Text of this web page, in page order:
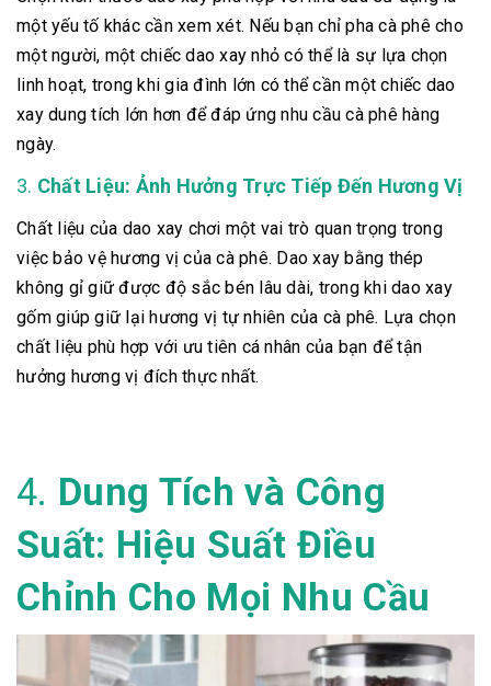
một yếu tố khác cần xem xét. Nếu bạn chỉ pha cà phê cho
một người, một chiếc dao xay nhỏ có thể là sự lựa chọn
linh hoạt, trong khi gia đình lớn có thể cần một chiếc dao
xay dung tích lớn hơn để đáp ứng nhu cầu cà phê hàng
ngày.
3. Chất Liệu: Ảnh Hưởng Trực Tiếp Đến Hương Vị
Chất liệu của dao xay chơi một vai trò quan trọng trong
việc bảo vệ hương vị của cà phê. Dao xay bằng thép
không gỉ giữ được độ sắc bén lâu dài, trong khi dao xay
gốm giúp giữ lại hương vị tự nhiên của cà phê. Lựa chọn
chất liệu phù hợp với ưu tiên cá nhân của bạn để tận
hưởng hương vị đích thực nhất.
4. Dung Tích và Công
Suất: Hiệu Suất Điều
Chỉnh Cho Mọi Nhu Cầu